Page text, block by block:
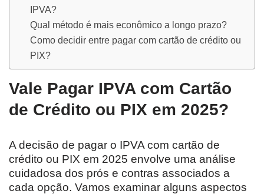
IPVA?
Qual método é mais econômico a longo prazo?
Como decidir entre pagar com cartão de crédito ou
PIX?
Vale Pagar IPVA com Cartão
de Crédito ou PIX em 2025?
A decisão de pagar o IPVA com cartão de
crédito ou PIX em 2025 envolve uma análise
cuidadosa dos prós e contras associados a
cada opção. Vamos examinar alguns aspectos